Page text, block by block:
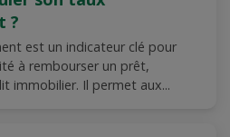
?
est un indicateur clé pour
à rembourser un prêt,
immobilier. Il permet aux...